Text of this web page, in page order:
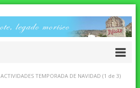
ACTIVIDADES TEMPORADA DE NAVIDAD (1 de 3)